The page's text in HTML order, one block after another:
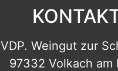
VDP. Weingut zur
97332 Volkach am